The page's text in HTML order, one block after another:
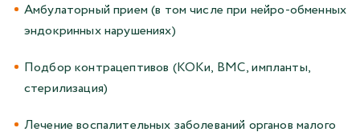
Амбулаторный прием (в том числе при нейро-обменных
эндокринных нарушениях)
Подбор контрацептивов (КОКи, ВМС, импланты,
стерилизация)
Лечение воспалительных заболеваний органов малого